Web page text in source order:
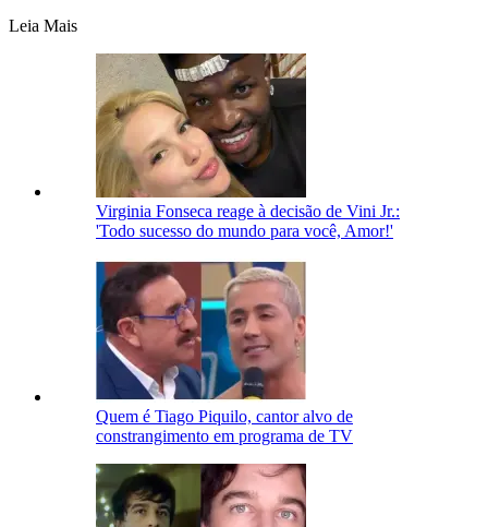
Leia Mais
Virginia Fonseca reage à decisão de Vini Jr.:
'Todo sucesso do mundo para você, Amor!'
Quem é Tiago Piquilo, cantor alvo de
constrangimento em programa de TV